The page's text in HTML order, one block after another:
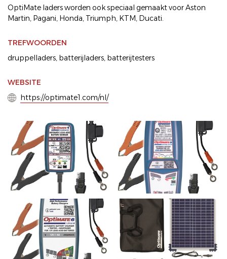
OptiMate laders worden ook speciaal gemaakt voor Aston
Martin, Pagani, Honda, Triumph, KTM, Ducati.
TREFWOORDEN
druppelladers, batterijladers, batterijtesters
WEBSITE
https://optimate1.com/nl/